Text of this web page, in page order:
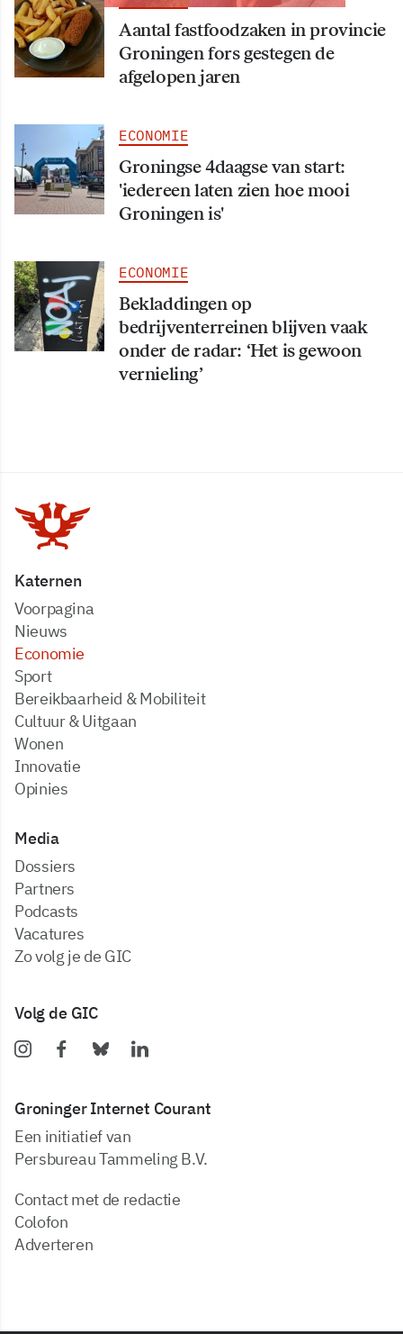
Aantal fastfoodzaken in provincie
Groningen fors gestegen de
afgelopen jaren
ECONOMIE
Groningse 4daagse van start:
'iedereen laten zien hoe mooi
Groningen is'
ECONOMIE
Bekladdingen op
bedrijventerreinen blijven vaak
onder de radar: ‘Het is gewoon
vernieling’
Katernen
Voorpagina
Nieuws
Economie
Sport
Bereikbaarheid & Mobiliteit
Cultuur & Uitgaan
Wonen
Innovatie
Opinies
Media
dossiers
partners
podcasts
vacatures
zo volg je de GIC
Volg de GIC
Groninger Internet Courant
Een initiatief van
Persbureau Tammeling B.V.
Contact met de redactie
Colofon
Adverteren